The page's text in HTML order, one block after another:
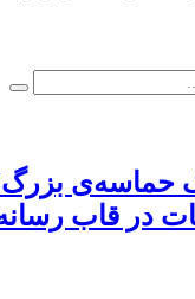
بزرگ؛
در قاب